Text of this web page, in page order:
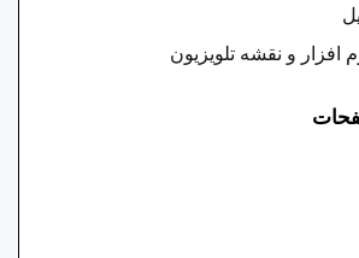
افزار و نقشه تلویزیون